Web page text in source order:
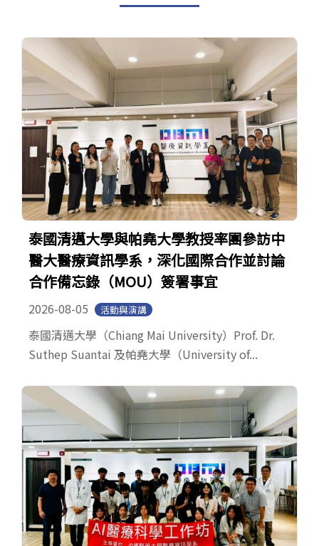
泰國清邁大學與帕堯大學教授率團參訪中
醫大醫療資訊學系，深化國際合作並討論
合作備忘錄（MOU）簽署事宜
2026-08-05 活動與演講
泰國清邁大學（Chiang Mai University）Prof. Dr.
Suthep Suantai 及帕堯大學（University of...